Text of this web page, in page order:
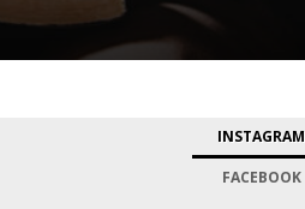
INSTAGRAM
FACEBOOK